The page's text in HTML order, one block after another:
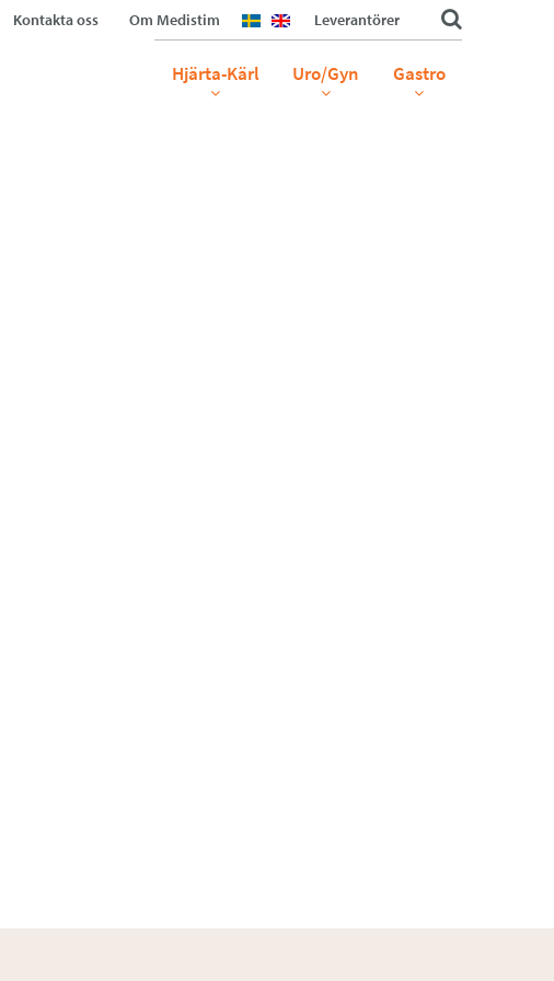
Kontakta oss Om Medistim Leverantörer
Hjärta-Kärl Uro/Gyn Gastro